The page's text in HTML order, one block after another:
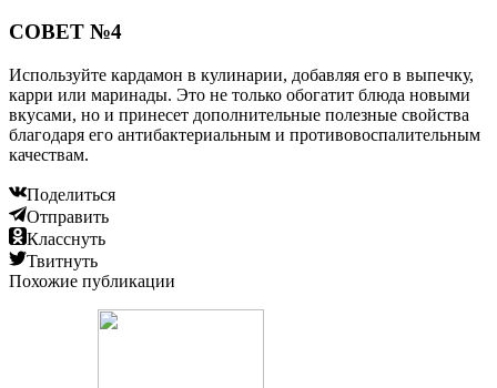
СОВЕТ №4
Используйте кардамон в кулинарии, добавляя его в выпечку,
карри или маринады. Это не только обогатит блюда новыми
вкусами, но и принесет дополнительные полезные свойства
благодаря его антибактериальным и противовоспалительным
качествам.
Поделиться
Отправить
Класснуть
Твитнуть
Похожие публикации